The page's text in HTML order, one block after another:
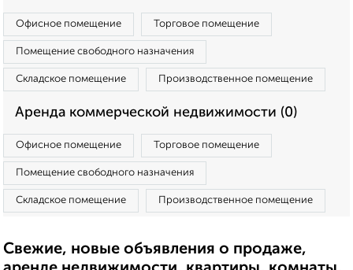
Офисное помещение Торговое помещение
Помещение свободного назначения
Складское помещение Производственное помещение
Аренда коммерческой недвижимости (0)
Офисное помещение Торговое помещение
Помещение свободного назначения
Складское помещение Производственное помещение
Свежие, новые объявления о продаже,